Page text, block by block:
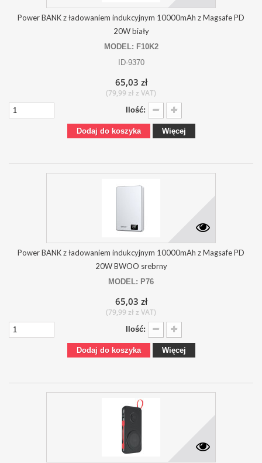
Power BANK z ładowaniem indukcyjnym 10000mAh z Magsafe PD
20W biały
MODEL: F10K2
ID-9370
65,03 zł
(79,99 zł z VAT)
Ilość:
Dodaj do koszyka Więcej
Power BANK z ładowaniem indukcyjnym 10000mAh z Magsafe PD
20W BWOO srebrny
MODEL: P76
65,03 zł
(79,99 zł z VAT)
Ilość:
Dodaj do koszyka Więcej